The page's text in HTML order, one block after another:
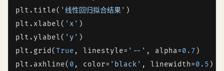
plt.title( '线性回归拟合结果' )
plt.xlabel( 'x' )
plt.ylabel( 'y' )
plt.grid(True , linestyle= '--' , alpha=0.7 )
plt.axhline( 0 , color= 'black' , linewidth=0.5 )